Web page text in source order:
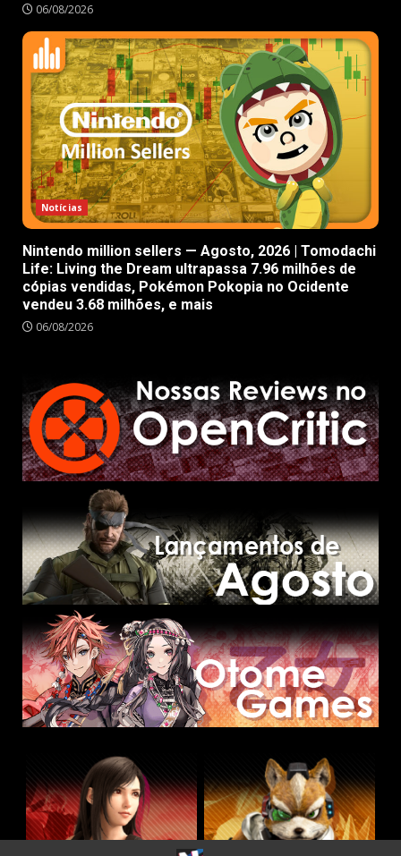
06/08/2026
Notícias
Nintendo million sellers — Agosto, 2026 | Tomodachi
Life: Living the Dream ultrapassa 7.96 milhões de
cópias vendidas, Pokémon Pokopia no Ocidente
vendeu 3.68 milhões, e mais
06/08/2026